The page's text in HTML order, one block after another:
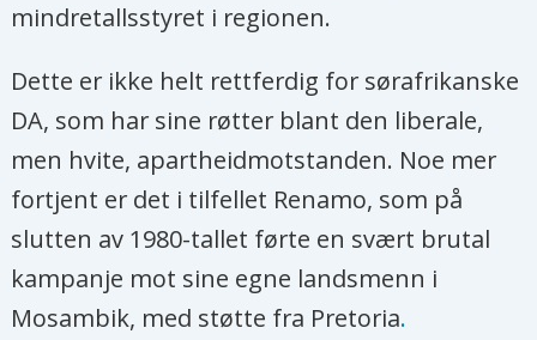
mindretallsstyret i regionen.
Dette er ikke helt rettferdig for sørafrikanske
DA, som har sine røtter blant den liberale,
men hvite, apartheidmotstanden. Noe mer
fortjent er det i tilfellet Renamo, som på
slutten av 1980-tallet førte en svært brutal
kampanje mot sine egne landsmenn i
Mosambik, med støtte fra Pretoria.